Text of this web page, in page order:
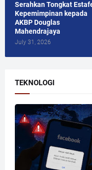
Serahkan Tongkat
Kepemimpinan kepada
AKBP Douglas
Mahendrajaya
July 31, 2026
TEKNOLOGI